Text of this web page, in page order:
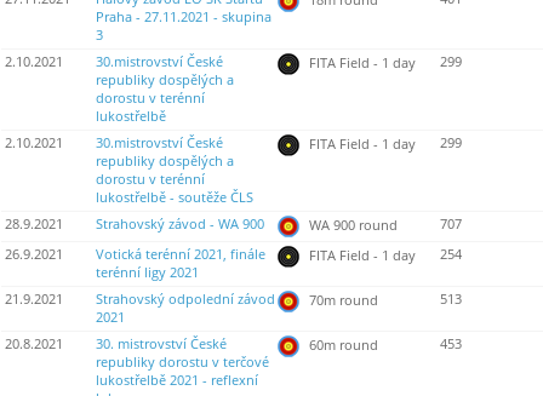
Praha - 27.11.2021 - skupina
3
2.10.2021
30.mistrovství České
republiky dospělých a
dorostu v terénní
lukostřelbě
FITA Field - 1 day 299
2.10.2021
30.mistrovství České
republiky dospělých a
dorostu v terénní
lukostřelbě - soutěže ČLS
FITA Field - 1 day 299
28.9.2021 Strahovský závod - WA 900 WA 900 round
707
26.9.2021
Votická terénní 2021, finále
terénní ligy 2021
FITA Field - 1 day 254
21.9.2021
Strahovský odpolední závod
2021
70m round 513
20.8.2021
30. mistrovství České
republiky dorostu v terčové
lukostřelbě 2021 - reflexní
60m round 453